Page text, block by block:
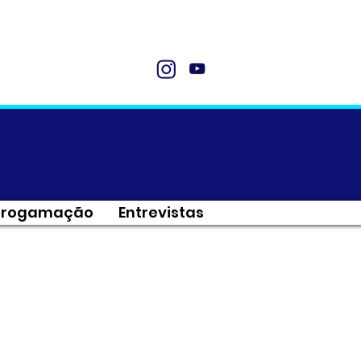
Entrevistas